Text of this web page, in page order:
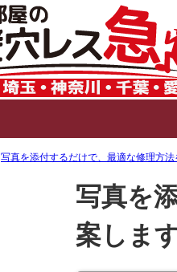
写真を添付するだけで、最適な修理方
写真を
案しま